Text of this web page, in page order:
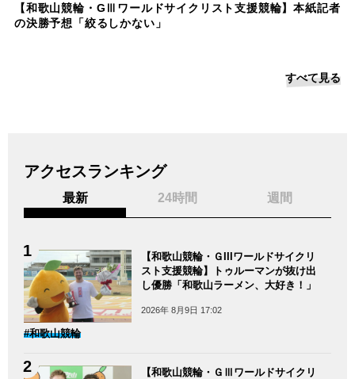
【和歌山競輪・GⅢワールドサイクリスト支援競輪】本紙記者
の決勝予想「絞るしかない」
すべて見る
アクセスランキング
最新 24時間 週間
【和歌山競輪・ＧIIIワールドサイクリ
スト支援競輪】トゥルーマンが抜け出
し優勝「和歌山ラーメン、大好き！」
2026年 8月9日 17:02
#和歌山競輪
【和歌山競輪・ＧⅢワールドサイクリ